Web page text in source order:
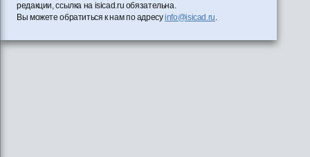
редакции, ссылка на isicad.ru обязательна.
Вы можете обратиться к нам по адресуinfo@isicad.ru.